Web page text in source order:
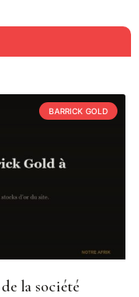
BARRICK GOLD
la société